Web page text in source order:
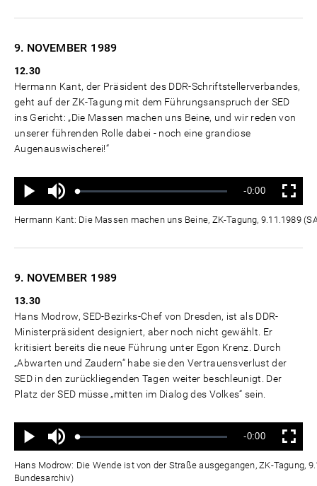
9. NOVEMBER 1989
12.30
Hermann Kant, der Präsident des DDR-Schriftstellerverbandes,
geht auf der ZK-Tagung mit dem Führungsanspruch der SED
ins Gericht: „Die Massen machen uns Beine, und wir reden von
unserer führenden Rolle dabei - noch eine grandiose
Augenauswischerei!“
Wiedergabe
Ton
aus
Geladen:
Status:
Verbleibende
Zeit
-0:00 Vollbild
Hermann Kant: Die Massen machen uns Beine, ZK-Tagung, 9.11.1989
9. NOVEMBER 1989
13.30
Hans Modrow, SED-Bezirks-Chef von Dresden, ist als DDR-
Ministerpräsident designiert, aber noch nicht gewählt. Er
kritisiert bereits die neue Führung unter Egon Krenz. Durch
„Abwarten und Zaudern“ habe sie den Vertrauensverlust der
SED in den zurückliegenden Tagen weiter beschleunigt. Der
Platz der SED müsse „mitten im Dialog des Volkes“ sein.
Wiedergabe
Ton
aus
Geladen:
Status:
Verbleibende
Zeit
-0:00 Vollbild
Hans Modrow: Die Wende ist von der Straße ausgegangen, ZK-Tagung,
Bundesarchiv)